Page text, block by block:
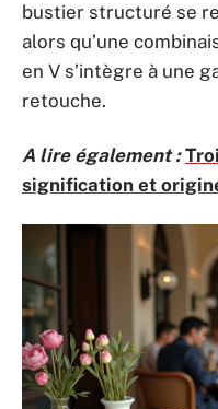
bustier structuré se
alors qu’une
en V s’intègre à une
retouche.
A lire également :
signification et